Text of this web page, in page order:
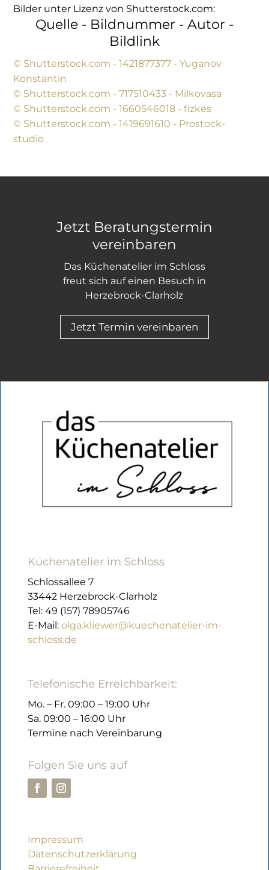
Bilder unter Lizenz von Shutterstock.com:
Quelle - Bildnummer - Autor -
Bildlink
© Shutterstock.com - 1421877377 - Yuganov
Konstantin
© Shutterstock.com - 717510433 - Milkovasa
© Shutterstock.com - 1660546018 - fizkes
© Shutterstock.com - 1419691610 - Prostock-
studio
Jetzt Beratungstermin
vereinbaren
Das Küchenatelier im Schloss
freut sich auf einen Besuch in
Herzebrock-Clarholz
Jetzt Termin vereinbaren
Küchenatelier im Schloss
Schlossallee 7
33442 Herzebrock-Clarholz
Tel: 49 (157) 78905746
E-Mail: olga.kliewer@kuechenatelier-im-
schloss.de
Telefonische Erreichbarkeit:
Mo. – Fr. 09:00 – 19:00 Uhr
Sa. 09:00 – 16:00 Uhr
Termine nach Vereinbarung
Folgen Sie uns auf
Impressum
Datenschutzerklärung